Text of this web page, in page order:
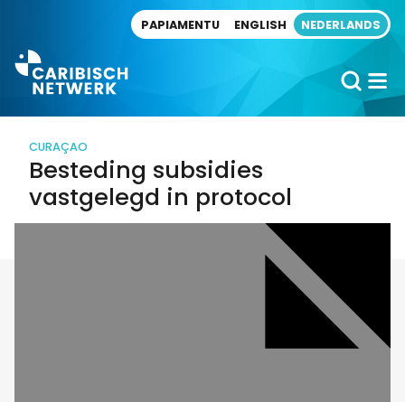
PAPIAMENTU ENGLISH NEDERLANDS
CURAÇAO
Besteding subsidies
vastgelegd in protocol